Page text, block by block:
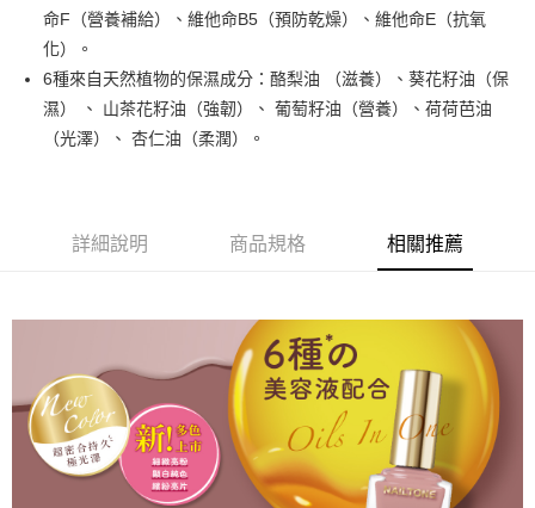
運送方式
全家取貨付款
每筆NT$80，滿NT$499(含以上)免運費
因應疫情升溫，目前暫停使用7-11取貨付款配送，請使用全家
黑貓宅急便
命F（營養補給）、維他命B5（預防乾燥）、維他命E（抗氧
化）。
6種來自天然植物的保濕成分：酪梨油 （滋養）、葵花籽油（保
濕） 、 山茶花籽油（強韌）、 葡萄籽油（營養）、荷荷芭油
（光澤）、 杏仁油（柔潤）。
詳細說明 商品規格 相關推薦